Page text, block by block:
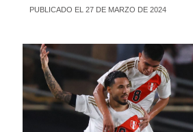
PUBLICADO EL 27 DE MARZO DE 2024